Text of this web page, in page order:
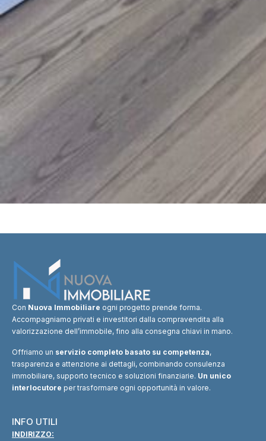
Con Nuova Immobiliare ogni progetto prende forma.
Accompagniamo privati e investitori dalla compravendita alla
valorizzazione dell’immobile, fino alla consegna chiavi in mano.
Offriamo un servizio completo basato su competenza,
trasparenza e attenzione ai dettagli, combinando consulenza
immobiliare, supporto tecnico e soluzioni finanziarie. Un unico
interlocutore per trasformare ogni opportunità in valore.
INFO UTILI
INDIRIZZO: